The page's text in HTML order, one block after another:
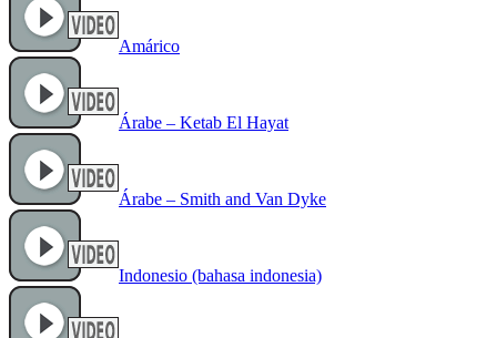
Amárico
Árabe – Ketab El Hayat
Árabe – Smith and Van Dyke
Indonesio (bahasa indonesia)